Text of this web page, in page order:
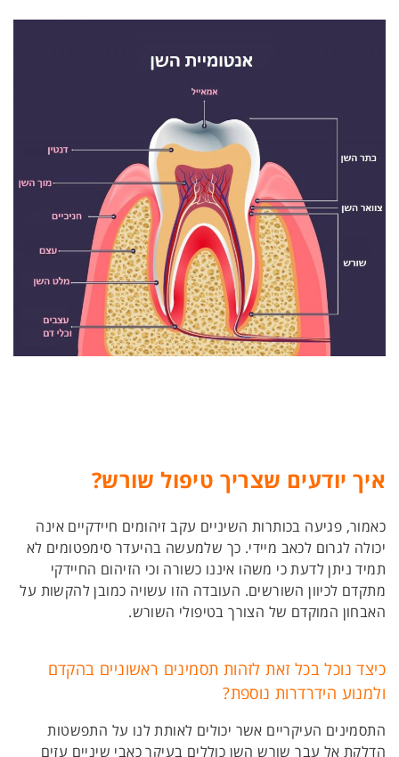
איך יודעים שצריך טיפול שורש?
כאמור, פגיעה בכותרות השיניים עקב זיהומים חיידקיים אינה
יכולה לגרום לכאב מיידי. כך שלמעשה בהיעדר סימפטומים לא
תמיד ניתן לדעת כי משהו איננו כשורה וכי הזיהום החיידקי
מתקדם לכיוון השורשים. העובדה הזו עשויה כמובן להקשות על
האבחון המוקדם של הצורך בטיפולי השורש.
כיצד נוכל בכל זאת לזהות תסמינים ראשוניים בהקדם
ולמנוע הידרדרות נוספת?
התסמינים העיקריים אשר יכולים לאותת לנו על התפשטות
הדלקת אל עבר שורש השן כוללים בעיקר כאבי שיניים עזים